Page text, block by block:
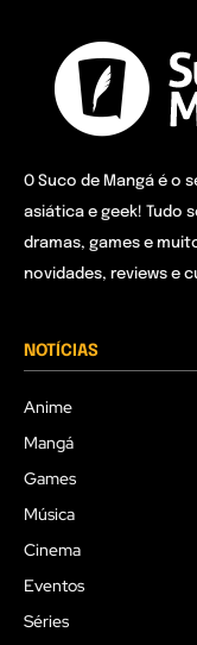
O Suco de Mangá é o
asiática e geek! Tudo
dramas, games e
novidades, reviews e
NOTÍCIAS
Anime
Mangá
Games
Música
Cinema
Eventos
Séries